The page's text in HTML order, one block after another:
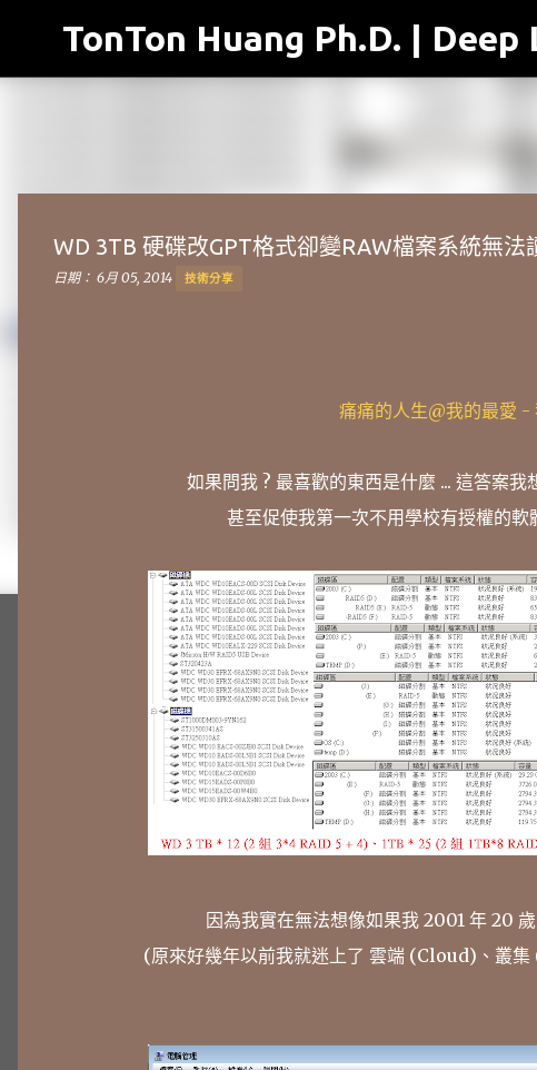
TonTon Huang Ph.D. | Deep
WD 3TB 硬碟改GPT格式卻變RAW檔案系統無
日期： 6月 05, 2014 技術分享
痛痛的人生@我的最愛 -
如果問我 ? 最喜歡的東西是什麼 ... 這答案
甚至促使我第一次不用學校有授權的
因為我實在無法想像如果我 2001 年 20
(原來好幾年以前我就迷上了 雲端 (Cloud)、叢